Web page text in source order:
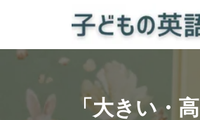
「大きい・